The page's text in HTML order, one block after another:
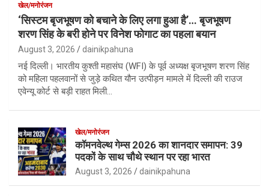
खेल/मनोरंजन
‘सिस्टम बृजभूषण को बचाने के लिए लगा हुआ है’… बृजभूषण
शरण सिंह के बरी होने पर विनेश फोगाट का पहला बयान
August 3, 2026 dainikpahuna
नई दिल्ली। भारतीय कुश्ती महासंघ (WFI) के पूर्व अध्यक्ष बृजभूषण शरण सिंह
को महिला पहलवानों से जुड़े कथित यौन उत्पीड़न मामले में दिल्ली की राउज
एवेन्यू कोर्ट से बड़ी राहत मिली…
खेल/मनोरंजन
कॉमनवेल्थ गेम्स 2026 का शानदार समापन: 39
पदकों के साथ चौथे स्थान पर रहा भारत
August 3, 2026 dainikpahuna